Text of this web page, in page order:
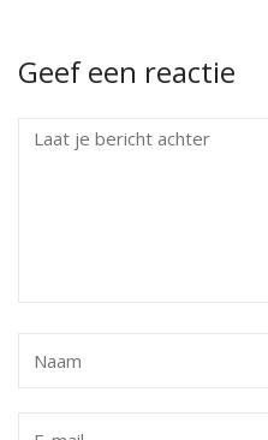
Geef een reactie